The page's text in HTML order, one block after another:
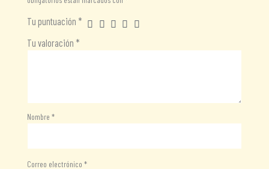
Tu puntuación *
Tu valoración *
Nombre *
Correo electrónico *